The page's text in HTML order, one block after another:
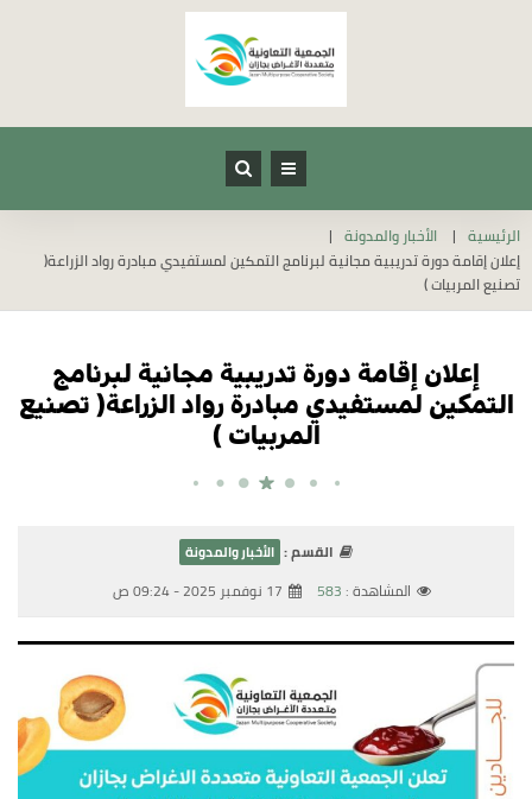
الرئيسية
الأخبار والمدونة
إعلان إقامة دورة تدريبية مجانية لبرنامج التمكين لمستفيدي مبادرة رواد الزراعة(
تصنيع المربيات )
إعلان إقامة دورة تدريبية مجانية لبرنامج
التمكين لمستفيدي مبادرة رواد الزراعة( تصنيع
المربيات )
القسم : الأخبار والمدونة
المشاهدة :583 17 نوفمبر 2025 - 09:24 ص